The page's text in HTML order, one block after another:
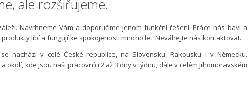
ale rozšiřujeme.
Navrhneme Vám a doporučíme jenom funkční řešení. Práce nás baví a
produkty líbí a fungují ke spokojenosti mnoho let. Neváhejte nás kontaktovat.
nachází v celé České republice, na Slovensku, Rakousku i v Německu.
okolí, kde jsou naši pracovníci 2 až 3 dny v týdnu, dále v celém Jihomoravském